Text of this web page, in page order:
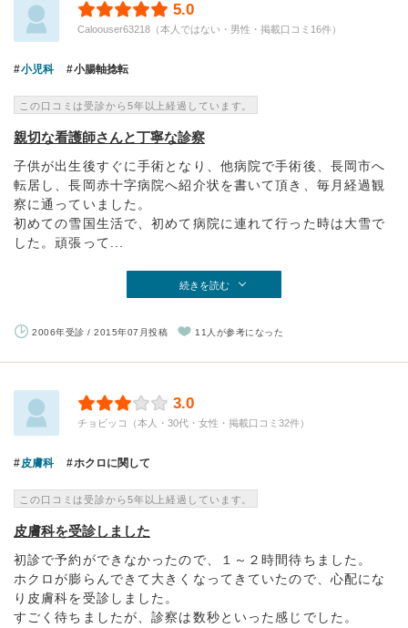
5.0
Caloouser63218（本人ではない・男性・掲載口コミ16件）
小児科 小腸軸捻転
この口コミは受診から5年以上経過しています。
親切な看護師さんと丁寧な診察
子供が出生後すぐに手術となり、他病院で手術後、長岡市へ
転居し、長岡赤十字病院へ紹介状を書いて頂き、毎月経過観
察に通っていました。
初めての雪国生活で、初めて病院に連れて行った時は大雪で
した。頑張って...
続きを読む
2006年受診 / 2015年07月投稿 11人が参考になった
3.0
チョビッコ（本人・30代・女性・掲載口コミ32件）
皮膚科 ホクロに関して
この口コミは受診から5年以上経過しています。
皮膚科を受診しました
初診で予約ができなかったので、１～２時間待ちました。
ホクロが膨らんできて大きくなってきていたので、心配にな
り皮膚科を受診しました。
すごく待ちましたが、診察は数秒といった感じでした。